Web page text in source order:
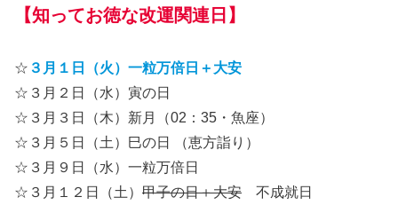
【知ってお徳な改運関連日】
☆ ３月１日（火） 一粒万倍日＋大安
☆ ３月２日（水）寅の日
☆ ３月３日（木）新月（02：35・魚座）
☆ ３月５日（土）巳の日 （恵方詣り）
☆ ３月９日（水）一粒万倍日
☆ ３月１２日（土） 甲子の日＋大安 不成就日